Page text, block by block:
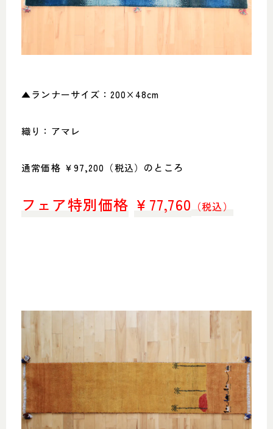
▲ランナーサイズ：200×48cm
織り：アマレ
通常価格 ￥97,200（税込）のところ
フェア特別価格 ￥ 77,760 （税込）